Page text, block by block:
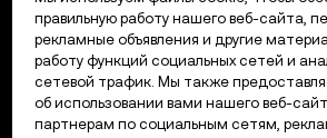
Поддержка
Купить крипто
правильную работу нашего веб-сайта,
рекламные объявления и другие
работу функций социальных сетей и
сетевой трафик. Мы также
об использовании вами нашего веб-
партнерам по социальным сетям,